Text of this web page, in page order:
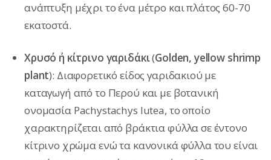
ανάπτυξη μέχρι το ένα μέτρο και πλάτος 60-70
εκατοστά.
Χρυσό ή κίτρινο γαριδάκι(Golden, yellow shrimp
plant): Διαφορετικό είδος γαριδακιού με
καταγωγή από το Περού και με βοτανική
ονομασία Pachystachys lutea, το οποίο
χαρακτηρίζεται από βράκτια φύλλα σε έντονο
κίτρινο χρώμα ενώ τα κανονικά φύλλα του είναι